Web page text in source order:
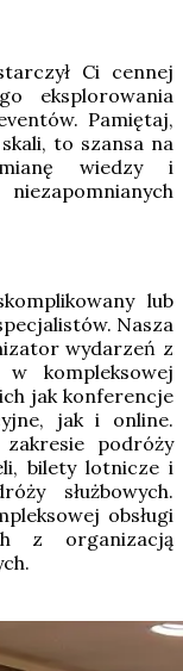
Ci cennej
eksplorowania
Pamiętaj,
to szansa na
wiedzy i
lub
Nasza
wydarzeń z
kompleksowej
jak konferencje
jak i online.
podróży
bilety lotnicze i
służbowych.
obsługi
z organizacją